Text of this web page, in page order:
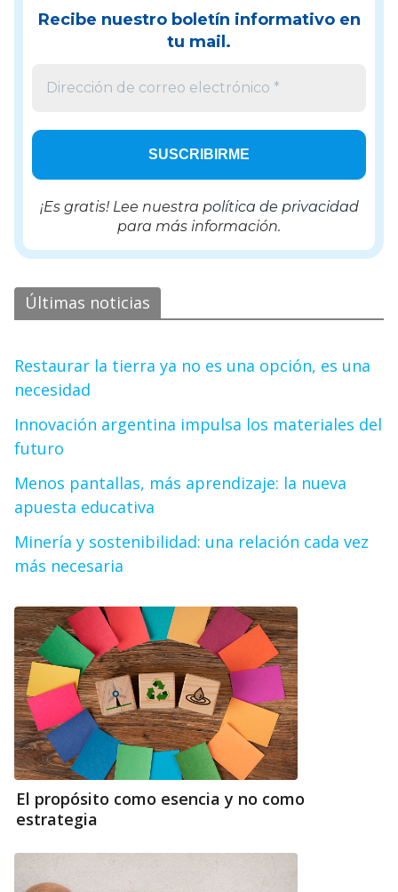
Recibe nuestro boletín informativo en
tu mail.
¡Es gratis! Lee nuestra política de privacidad
para más información.
Últimas noticias
Restaurar la tierra ya no es una opción, es una
necesidad
Innovación argentina impulsa los materiales del
futuro
Menos pantallas, más aprendizaje: la nueva
apuesta educativa
Minería y sostenibilidad: una relación cada vez
más necesaria
El propósito como esencia y no como
estrategia